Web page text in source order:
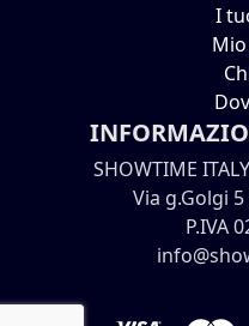
I
SHOWTIME
Via g.Golgi
P.IVA